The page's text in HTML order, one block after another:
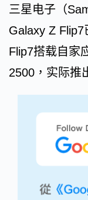
三星电子（
Galaxy Z
Flip7搭载自家
2500，实际推